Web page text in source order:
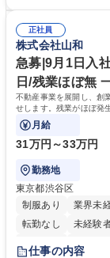
の他に担当頂く業務が発生する
業務職/三井物産グル
ション力がある方。
方。多様な関係者と
ール管理が出来る方
へのジョブローテーションの
院 大学 語学力： 資
正社員
株式会社山和
急募|9月1日入
日/残業ほぼ無
不動産事業を展開し、創
せします。残業がほぼ発
い方にお勧めの環境です！
月給
31万円～33万円
勤務地
東京都渋谷区
制服あり
業界未
転勤なし
未経験
育休あり
完全週
仕事の内容